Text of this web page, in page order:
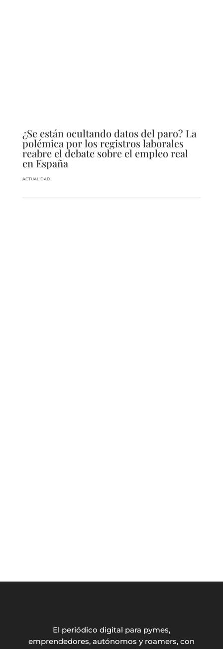
¿Se están ocultando datos del paro? La
polémica por los registros laborales
reabre el debate sobre el empleo real
en España
ACTUALIDAD
El periódico digital para pymes,
emprendedores, autónomos y roamers, con